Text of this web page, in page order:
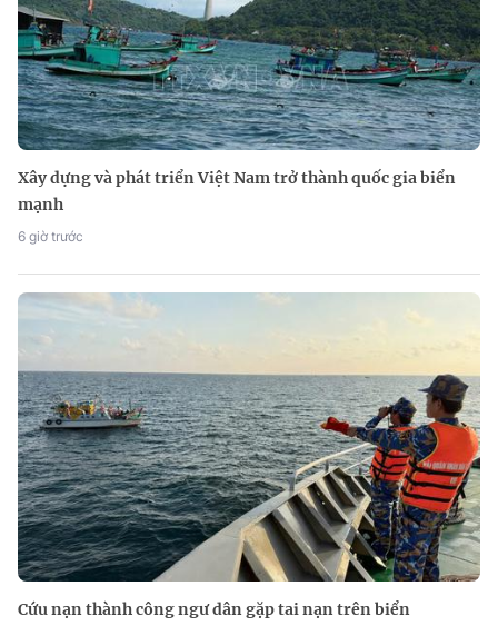
Xây dựng và phát triển Việt Nam trở thành quốc gia biển
mạnh
6 giờ trước
Cứu nạn thành công ngư dân gặp tai nạn trên biển